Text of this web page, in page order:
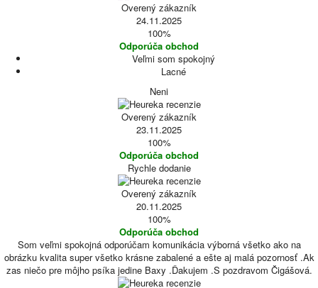
Overený zákazník
24.11.2025
100%
Odporúča obchod
Veľmi som spokojný
Lacné
Neni
Overený zákazník
23.11.2025
100%
Odporúča obchod
Rychle dodanie
Overený zákazník
20.11.2025
100%
Odporúča obchod
Som veľmi spokojná odporúčam komunikácia výborná všetko ako na
obrázku kvalita super všetko krásne zabalené a ešte aj malá pozornosť .Ak
zas niečo pre môjho psíka jedine Baxy .Ďakujem .S pozdravom Čigášová.